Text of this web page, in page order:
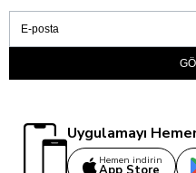
Uygulamayı
Hemen indirin